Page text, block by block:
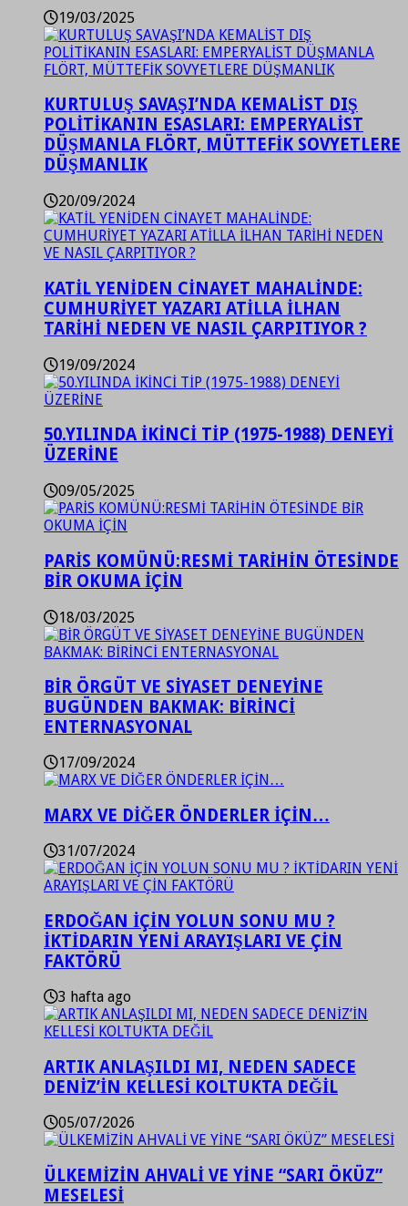
19/03/2025
KURTULUŞ SAVAŞI’NDA KEMALİST DIŞ
POLİTİKANIN ESASLARI: EMPERYALİST
DÜŞMANLA FLÖRT, MÜTTEFİK SOVYETLERE
DÜŞMANLIK
20/09/2024
KATİL YENİDEN CİNAYET MAHALİNDE:
CUMHURİYET YAZARI ATİLLA İLHAN
TARİHİ NEDEN VE NASIL ÇARPITIYOR ?
19/09/2024
50.YILINDA İKİNCİ TİP (1975-1988) DENEYİ
ÜZERİNE
09/05/2025
PARİS KOMÜNÜ:RESMİ TARİHİN ÖTESİNDE
BİR OKUMA İÇİN
18/03/2025
BİR ÖRGÜT VE SİYASET DENEYİNE
BUGÜNDEN BAKMAK: BİRİNCİ
ENTERNASYONAL
17/09/2024
MARX VE DİĞER ÖNDERLER İÇİN…
31/07/2024
ERDOĞAN İÇİN YOLUN SONU MU ?
İKTİDARIN YENİ ARAYIŞLARI VE ÇİN
FAKTÖRÜ
3 hafta ago
ARTIK ANLAŞILDI MI, NEDEN SADECE
DENİZ’İN KELLESİ KOLTUKTA DEĞİL
05/07/2026
ÜLKEMİZİN AHVALİ VE YİNE “SARI ÖKÜZ”
MESELESİ